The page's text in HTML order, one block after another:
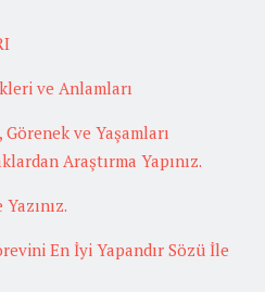
ve Anlamları
ve Yaşamları
Araştırma Yapınız.
En İyi Yapandır Sözü İle